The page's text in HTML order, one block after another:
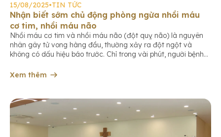
15/08/2025•TIN TỨC
Nhận biết sớm chủ động phòng ngừa nhồi máu
cơ tim, nhồi máu não
Nhồi máu cơ tim và nhồi máu não (đột quỵ não) là nguyên
nhân gây tử vong hàng đầu, thường xảy ra đột ngột và
không có dấu hiệu báo trước. Chỉ trong vài phút, người bệnh
cấp cứu kịp thời. […]
Xem thêm